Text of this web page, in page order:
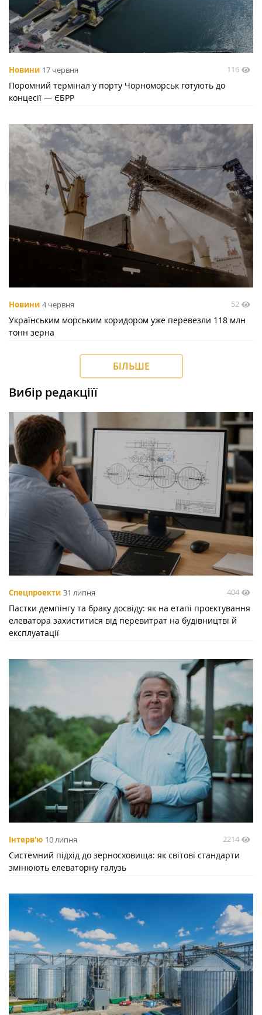
Новини 17 червня 116
Поромний термінал у порту Чорноморськ готують до
концесії — ЄБРР
Новини 4 червня 52
Українським морським коридором уже перевезли 118 млн
тонн зерна
БІЛЬШЕ
Вибір редакціїї
Спецпроекти 31 липня 404
Пастки демпінгу та браку досвіду: як на етапі проєктування
елеватора захиститися від перевитрат на будівництві й
експлуатації
Інтерв'ю 10 липня 2214
Системний підхід до зерносховища: як світові стандарти
змінюють елеваторну галузь